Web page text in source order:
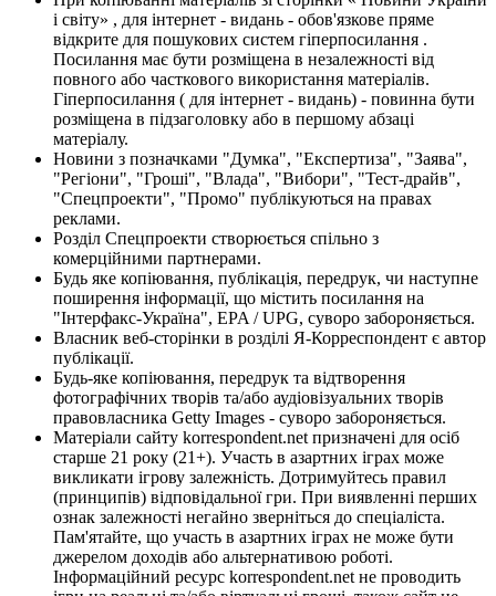
і світу» , для інтернет - видань - обов'язкове пряме
відкрите для пошукових систем гіперпосилання .
Посилання має бути розміщена в незалежності від
повного або часткового використання матеріалів.
Гіперпосилання ( для інтернет - видань) - повинна бути
розміщена в підзаголовку або в першому абзаці
матеріалу.
Новини з позначками "Думка", "Експертиза", "Заява",
"Регіони", "Гроші", "Влада", "Вибори", "Тест-драйв",
"Спецпроекти", "Промо" публікуються на правах
реклами.
Розділ Спецпроекти створюється спільно з
комерційними партнерами.
Будь яке копіювання, публікація, передрук, чи наступне
поширення інформації, що містить посилання на
"Інтерфакс-Україна", EPA / UPG, суворо забороняється.
Власник веб-сторінки в розділі Я-Корреспондент є автор
публікації.
Будь-яке копіювання, передрук та відтворення
фотографічних творів та/або аудіовізуальних творів
правовласника Getty Images - суворо забороняється.
Матеріали сайту korrespondent.net призначені для осіб
старше 21 року (21+). Участь в азартних іграх може
викликати ігрову залежність. Дотримуйтесь правил
(принципів) відповідальної гри. При виявленні перших
ознак залежності негайно зверніться до спеціаліста.
Пам'ятайте, що участь в азартних іграх не може бути
джерелом доходів або альтернативою роботі.
Інформаційний ресурс korrespondent.net не проводить